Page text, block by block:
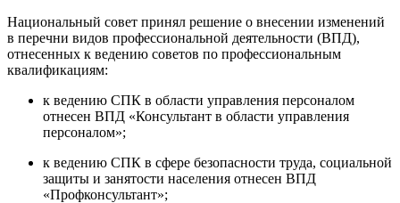
Национальный совет принял решение о внесении изменений
в перечни видов профессиональной деятельности (ВПД),
отнесенных к ведению советов по профессиональным
квалификациям:
к ведению СПК в области управления персоналом
отнесен ВПД «Консультант в области управления
персоналом»;
к ведению СПК в сфере безопасности труда, социальной
защиты и занятости населения отнесен ВПД
«Профконсультант»;